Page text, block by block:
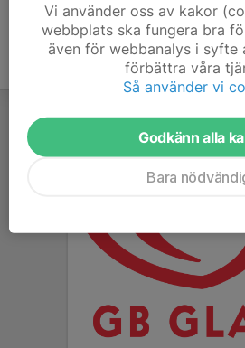
Vi använder oss av kakor
webbplats ska fungera bra
även för webbanalys i syfte
förbättra våra
Så använder vi
Godkänn alla
Bara